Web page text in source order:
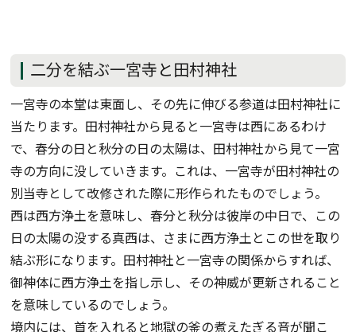
二分を結ぶ一宮寺と田村神社
一宮寺の本堂は東面し、その先に伸びる参道は田村神社に
当たります。田村神社から見ると一宮寺は西にあるわけ
で、春分の日と秋分の日の太陽は、田村神社から見て一宮
寺の方向に没していきます。これは、一宮寺が田村神社の
別当寺として改修された際に形作られたものでしょう。
西は西方浄土を意味し、春分と秋分は彼岸の中日で、この
日の太陽の没する真西は、さまに西方浄土とこの世を取り
結ぶ形になります。田村神社と一宮寺の関係からすれば、
御神体に西方浄土を指し示し、その神威が更新されること
を意味しているのでしょう。
境内には、首を入れると地獄の釜の煮えたぎる音が聞こ